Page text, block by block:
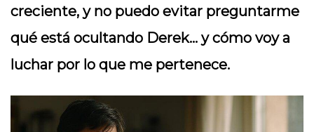
creciente, y no puedo evitar preguntarme
qué está ocultando Derek… y cómo voy a
luchar por lo que me pertenece.